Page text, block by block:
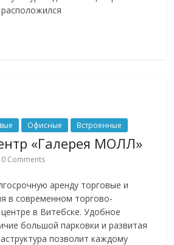
Офисные Встроенные
«Галерея МОЛЛ»
0 Comments
аренду торговые и
в современном торгово-
в Витебске. Удобное
большой парковки и развитая
позволит каждому